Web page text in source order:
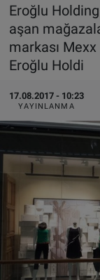
Eroğlu
aşan
markası Mexx
Eroğlu Holdi
17.08.2017 - 10:23
YAYINLANMA
FRANSA
AVUSTURYA
SAĞLIK -
BİLİM-
TÜRKİYE
DÜNYA
BİLİM-
SAĞLIK
FOTO
VIDEO
CONTACT
Süper Lig
Tüm
Son Dakika
Haber